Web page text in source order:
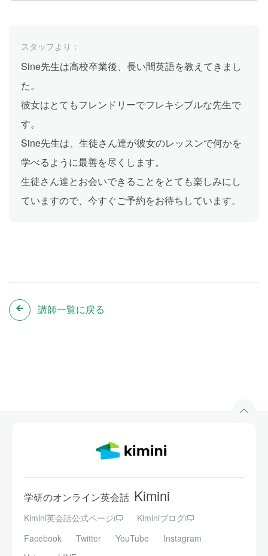
スタッフより：
Sine先生は高校卒業後、長い間英語を教えてきまし
た。
彼女はとてもフレンドリーでフレキシブルな先生で
す。
Sine先生は、生徒さん達が彼女のレッスンで何かを
学べるように最善を尽くします。
生徒さん達とお会いできることをとても楽しみにし
ていますので、今すぐご予約をお待ちしています。
講師一覧に戻る
学研のオンライン英会話 Kimini
Kimini英会話公式ページ
Kiminiブログ
Facebook
Twitter YouTube
Instagram